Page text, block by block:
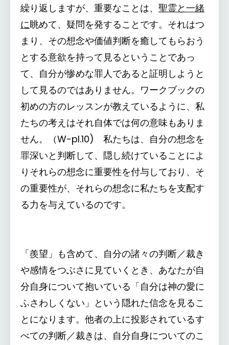
繰り返しますが、重要なことは、 聖霊と一緒
に眺めて、疑問を発することです。それはつ
まり、その想念や価値判断を癒してもらおう
とする意欲を持って見るということであっ
て、自分が惨めな罪人であると証明しようと
して見るのではありません。ワークブックの
初めの方のレッスンが教えているように、私
たちの考えはそれ自体では何の意味もありま
せん。（W-pI.10) 私たちは、自分の想念を
罪深いと判断して、隠し続けていることによ
りそれらの想念に重要性を付与しており、そ
の重要性が、それらの想念に私たちを支配す
る力を与えているのです。
「羨望」も含めて、自分の諸々の判断／裁き
や感情をつぶさに見ていくとき、あなたが自
分自身について抱いている「自分は神の愛に
ふさわしくない」という隠れた信念を見るこ
とになります。他者の上に投影されているす
べての判断／裁きは、自分自身についてのこ